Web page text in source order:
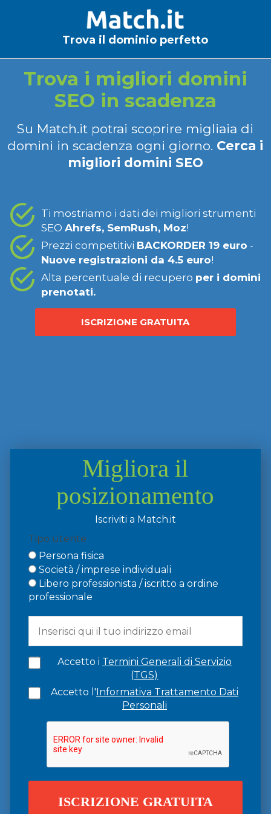
Trova il dominio perfetto
Trova i migliori domini
SEO in scadenza
Su Match.it potrai scoprire migliaia di
domini in scadenza ogni giorno. Cerca i
migliori domini SEO
Ti mostriamo i dati dei migliori strumenti
SEO Ahrefs, SemRush, Moz!
Prezzi competitivi BACKORDER 19 euro -
Nuove registrazioni da 4.5 euro!
Alta percentuale di recupero per i domini
prenotati.
ISCRIZIONE GRATUITA
Migliora il
posizionamento
Iscriviti a Match.it
Tipo utente
Persona fisica
Società / imprese individuali
Libero professionista / iscritto a ordine
professionale
Accetto i Termini Generali di Servizio
(TGS)
Accetto l'Informativa Trattamento Dati
Personali